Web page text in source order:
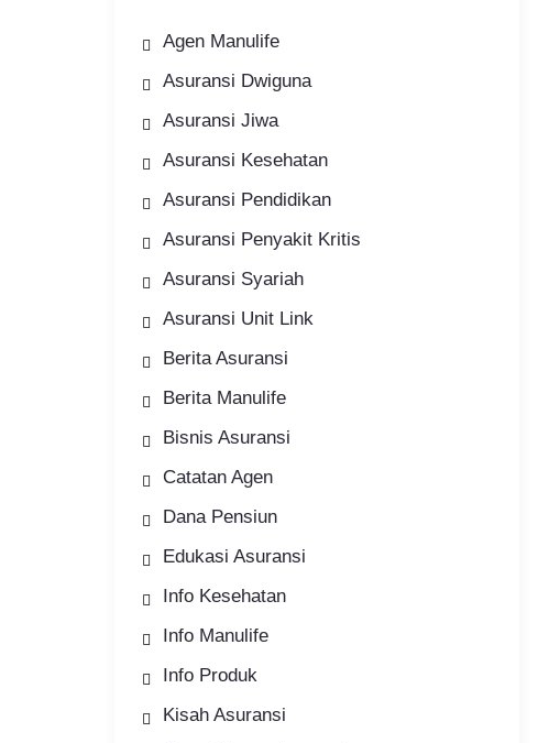
Agen Manulife
Asuransi Dwiguna
Asuransi Jiwa
Asuransi Kesehatan
Asuransi Pendidikan
Asuransi Penyakit Kritis
Asuransi Syariah
Asuransi Unit Link
Berita Asuransi
Berita Manulife
Bisnis Asuransi
Catatan Agen
Dana Pensiun
Edukasi Asuransi
Info Kesehatan
Info Manulife
Info Produk
Kisah Asuransi